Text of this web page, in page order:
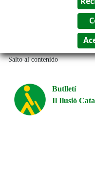
Salto al contenido
Butlletí
Il Ilusió